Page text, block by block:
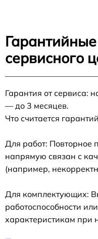
сервисного
Гарантия от сервиса:
— до 3 месяцев.
Что считается
Для работ: Повторное
напрямую связан с
(например,
Для комплектующих:
работоспособности
характеристикам при